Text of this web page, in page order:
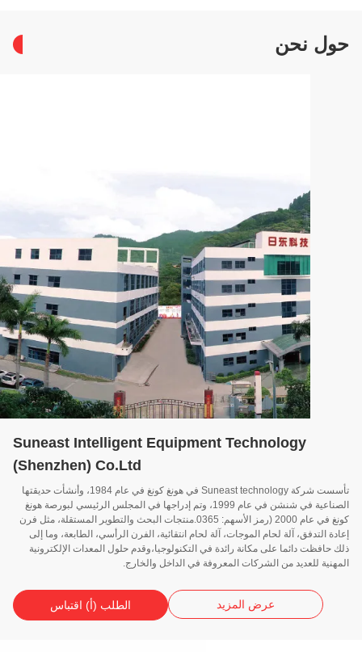
نحن
Suneast Intelligent Equipment Technology
(Shenzhen) Co.Ltd
تأسست شركة Suneast technology في هونغ كونغ في عام 1984، وأنشأت حديقتها
الصناعية في شنشن في عام 1999، وتم إدراجها في المجلس الرئيسي لبورصة هونغ
كونغ في عام 2000 (رمز الأسهم: 0365.منتجات البحث والتطوير المستقلة، مثل فرن
التدفق، آلة لحام الموجات، آلة لحام انتقائية، الفرن الرأسي، الطابعة، وما إلى
حافظت دائما على مكانة رائدة في التكنولوجيا،وقدم حلول المعدات الإلكترونية
للعديد من الشركات المعروفة في الداخل والخارج.
عرض المزيد الطلب (أ) اقتباس